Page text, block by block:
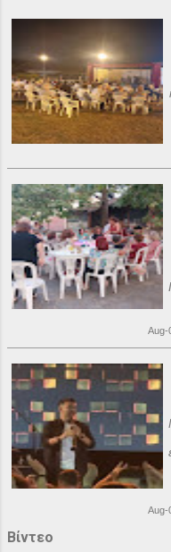
Aug-
Aug-
Βίντεο